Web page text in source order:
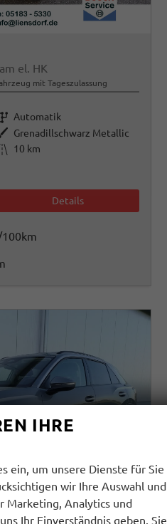
el. HK
mit Tageszulassung
Getriebe Automatik
Außenfarbe Grenadillschwarz Metallic
Kilometerstand 10 km
Details
IHRE
ein, um unsere Dienste für Sie
wir Ihre Auswahl und
Marketing, Analytics und
Ihr Einverständnis geben. Sie